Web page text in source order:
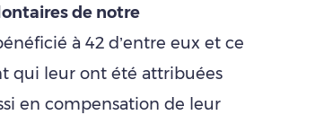
de notre
à 42 d’entre eux et ce
qui leur ont été attribuées
en compensation de leur